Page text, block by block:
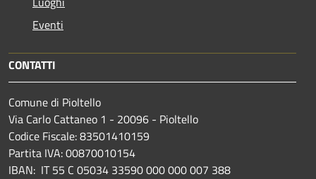
Eventi
CONTATTI
Comune di Pioltello
Via Carlo Cattaneo 1 - 20096 - Pioltello
Codice Fiscale: 83501410159
Partita IVA: 00870010154
IBAN: IT 55 C 05034 33590 000 000 007 388